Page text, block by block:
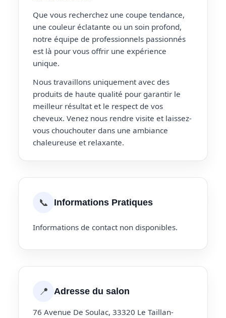
Que vous recherchez une coupe tendance,
une couleur éclatante ou un soin profond,
notre équipe de professionnels passionnés
est là pour vous offrir une expérience
unique.
Nous travaillons uniquement avec des
produits de haute qualité pour garantir le
meilleur résultat et le respect de vos
cheveux. Venez nous rendre visite et laissez-
vous chouchouter dans une ambiance
chaleureuse et relaxante.
📞 Informations Pratiques
Informations de contact non disponibles.
📍 Adresse du salon
76 Avenue De Soulac, 33320 Le Taillan-